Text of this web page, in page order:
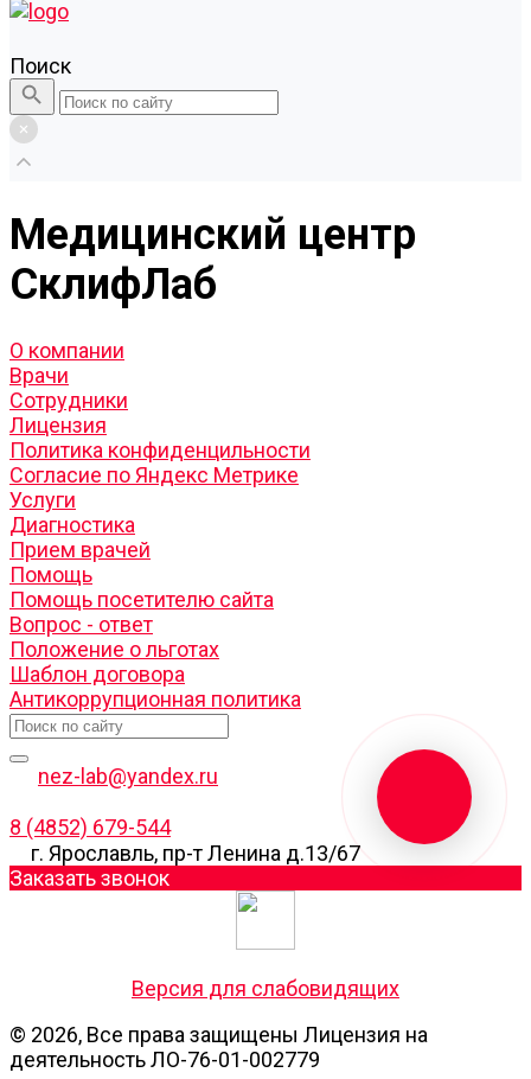
Поиск
Медицинский центр
СклифЛаб
О компании
Врачи
Сотрудники
Лицензия
Политика конфиденцильности
Согласие по Яндекс Метрике
Услуги
Диагностика
Прием врачей
Помощь
Помощь посетителю сайта
Вопрос - ответ
Положение о льготах
Шаблон договора
Антикоррупционная политика
nez-lab@yandex.ru
8 (4852) 679-544
г. Ярославль, пр-т Ленина д.13/67
Заказать звонок
Версия для слабовидящих
© 2026, Все права защищены Лицензия на
деятельность ЛО-76-01-002779